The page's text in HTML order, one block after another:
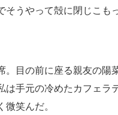
そうやって殻に閉じこも
。目の前に座る親友の陽
は手元の冷めたカフェラ
微笑んだ。